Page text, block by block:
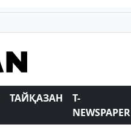
ТАЙҚАЗАН
T-
NEWSPAPER